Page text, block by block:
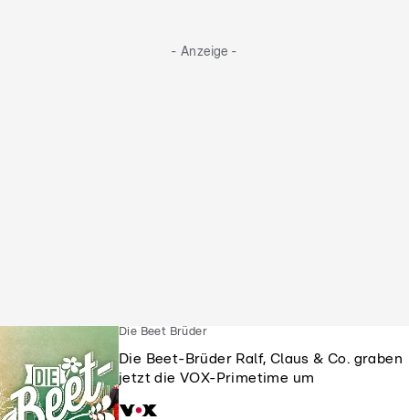
- Anzeige -
Die Beet Brüder
Die Beet-Brüder Ralf, Claus & Co. graben
jetzt die VOX-Primetime um